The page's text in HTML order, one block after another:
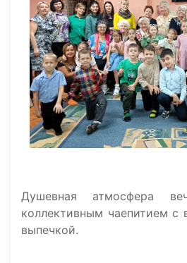
Душевная атмосфера
коллективным чаепитием с
выпечкой.